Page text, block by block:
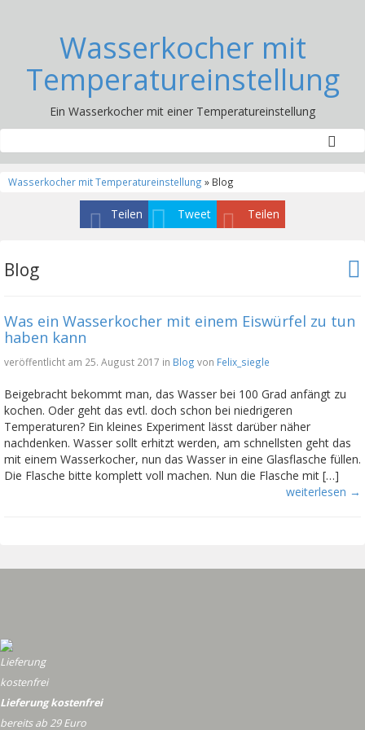
Wasserkocher mit
Temperatureinstellung
Ein Wasserkocher mit einer Temperatureinstellung
Wasserkocher mit Temperatureinstellung » Blog
Teilen Tweet Teilen
Blog
Was ein Wasserkocher mit einem Eiswürfel zu tun
haben kann
veröffentlicht am 25. August 2017 in Blog von Felix_siegle
Beigebracht bekommt man, das Wasser bei 100 Grad anfängt zu
kochen. Oder geht das evtl. doch schon bei niedrigeren
Temperaturen? Ein kleines Experiment lässt darüber näher
nachdenken. Wasser sollt erhitzt werden, am schnellsten geht das
mit einem Wasserkocher, nun das Wasser in eine Glasflasche füllen.
Die Flasche bitte komplett voll machen. Nun die Flasche mit […]
weiterlesen →
Lieferung kostenfrei
bereits ab 29 Euro